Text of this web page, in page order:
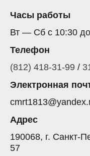
Часы работы
Вт — Сб с 10:30
Телефон
(812) 418-31-99 /
Электронная
Адрес
190068, г. Санкт-
57